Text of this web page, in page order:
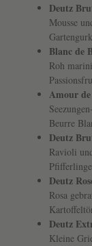
Deutz
Mousse
Blanc de
Roh
Amour
Beurre
Deutz
Ravioli
Deutz
Rosa
Deutz
Kleine